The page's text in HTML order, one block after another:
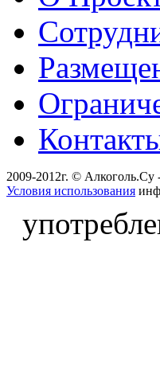
2009-2012г. ©
Условия использования